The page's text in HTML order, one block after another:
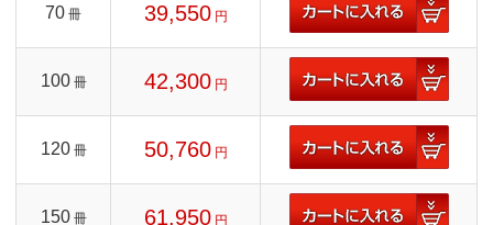
70 冊 39,550 円
100 冊 42,300 円
120 冊 50,760 円
150 冊 61,950 円